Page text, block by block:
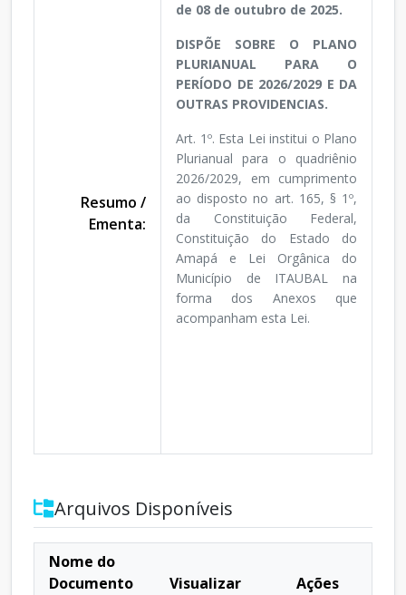
Resumo /
Ementa:
de 08 de outubro de 2025.
DISPÕE SOBRE O PLANO
PLURIANUAL PARA O
PERÍODO DE 2026/2029 E DA
OUTRAS PROVIDENCIAS.
Art. 1º. Esta Lei institui o Plano
Plurianual para o quadriênio
2026/2029, em cumprimento
ao disposto no art. 165, § 1º,
da Constituição Federal,
Constituição do Estado do
Amapá e Lei Orgânica do
Município de ITAUBAL na
forma dos Anexos que
acompanham esta Lei.
Arquivos Disponíveis
Nome do
Documento
Visualizar
Ações